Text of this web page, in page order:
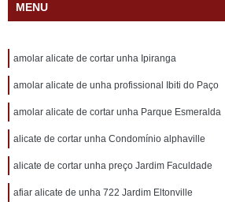
MENU
amolar alicate de cortar unha Ipiranga
amolar alicate de unha profissional Ibiti do Paço
amolar alicate de cortar unha Parque Esmeralda
alicate de cortar unha Condomínio alphaville
alicate de cortar unha preço Jardim Faculdade
afiar alicate de unha 722 Jardim Eltonville